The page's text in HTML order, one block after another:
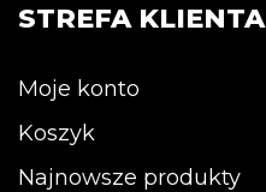
wybrać
STREFA KLIENTA
Moje konto
Koszyk
Najnowsze produkty